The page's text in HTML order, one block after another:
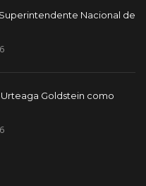
Nacional de
Urteaga Goldstein como